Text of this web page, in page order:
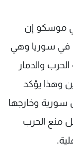
موسكو إن
في سوريا وهي
والدمار
وهذا يؤكد
سورية وخارجها
منع الحرب